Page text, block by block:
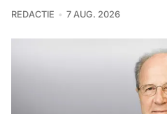
REDACTIE 7 AUG. 2026